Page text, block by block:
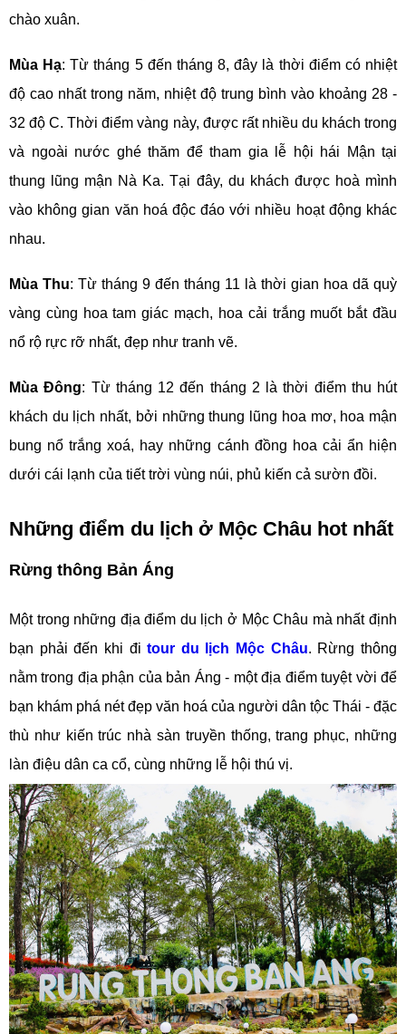
chào xuân.
Mùa Hạ: Từ tháng 5 đến tháng 8, đây là thời điểm có nhiệt
độ cao nhất trong năm, nhiệt độ trung bình vào khoảng 28 -
32 độ C. Thời điểm vàng này, được rất nhiều du khách trong
và ngoài nước ghé thăm để tham gia lễ hội hái Mận tại
thung lũng mận Nà Ka. Tại đây, du khách được hoà mình
vào không gian văn hoá độc đáo với nhiều hoạt động khác
nhau.
Mùa Thu: Từ tháng 9 đến tháng 11 là thời gian hoa dã quỳ
vàng cùng hoa tam giác mạch, hoa cải trắng muốt bắt đầu
nổ rộ rực rỡ nhất, đẹp như tranh vẽ.
Mùa Đông: Từ tháng 12 đến tháng 2 là thời điểm thu hút
khách du lịch nhất, bởi những thung lũng hoa mơ, hoa mận
bung nổ trắng xoá, hay những cánh đồng hoa cải ẩn hiện
dưới cái lạnh của tiết trời vùng núi, phủ kiến cả sườn đồi.
Những điểm du lịch ở Mộc Châu hot nhất
Rừng thông Bản Áng
Một trong những địa điểm du lịch ở Mộc Châu mà nhất định
bạn phải đến khi đi tour du lịch Mộc Châu. Rừng thông
nằm trong địa phận của bản Áng - một địa điểm tuyệt vời để
bạn khám phá nét đẹp văn hoá của người dân tộc Thái - đặc
thù như kiến trúc nhà sàn truyền thống, trang phục, những
làn điệu dân ca cổ, cùng những lễ hội thú vị.